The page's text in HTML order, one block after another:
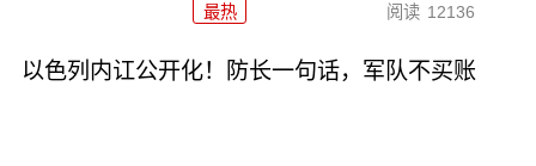
最热 阅读 12136
以色列内讧公开化！防长一句话，军队不买账